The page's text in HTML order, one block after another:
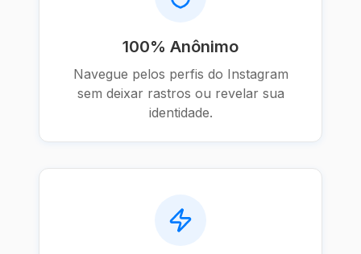
100% Anônimo
Navegue pelos perfis do Instagram
sem deixar rastros ou revelar sua
identidade.